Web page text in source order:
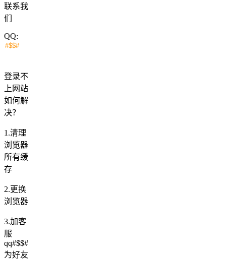
联系我
们
QQ:
登录不
上网站
如何解
决？
1.清理
浏览器
所有缓
存
2.更换
浏览器
3.加客
服
qq#$$#
为好友